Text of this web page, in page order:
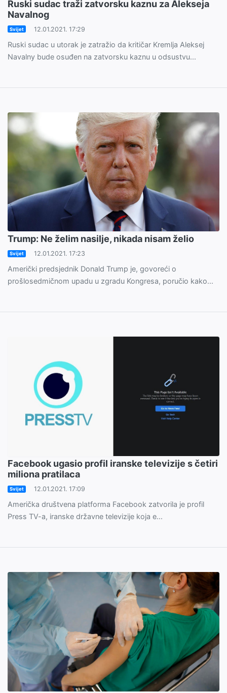
Ruski sudac traži zatvorsku kaznu za Alekseja
Navalnog
Svijet 12.01.2021. 17:29
Ruski sudac u utorak je zatražio da kritičar Kremlja Aleksej
Navalny bude osuđen na zatvorsku kaznu u odsustvu...
Trump: Ne želim nasilje, nikada nisam želio
Svijet 12.01.2021. 17:23
Američki predsjednik Donald Trump je, govoreći o
prošlosedmičnom upadu u zgradu Kongresa, poručio kako...
Facebook ugasio profil iranske televizije s četiri
miliona pratilaca
Svijet 12.01.2021. 17:09
Američka društvena platforma Facebook zatvorila je profil
Press TV-a, iranske državne televizije koja e...